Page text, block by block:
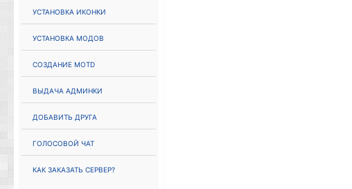
Установка иконки
Установка модов
Создание MOTD
Выдача админки
Добавить друга
Голосовой чат
Как заказать сервер?